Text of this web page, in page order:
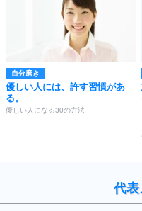
自分磨き
優しい人には、許す習慣があ
る。
優しい人になる30の方法
代表